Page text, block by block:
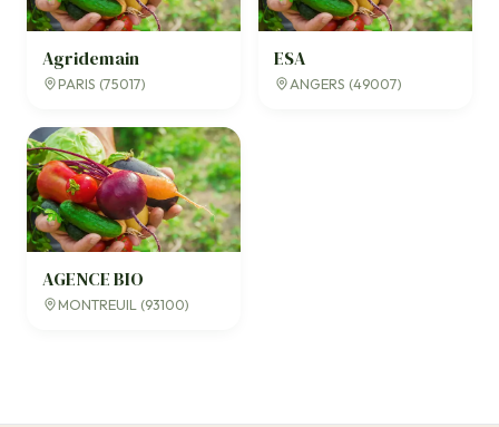
Agridemain
PARIS (75017)
ESA
ANGERS (49007)
AGENCE BIO
MONTREUIL (93100)